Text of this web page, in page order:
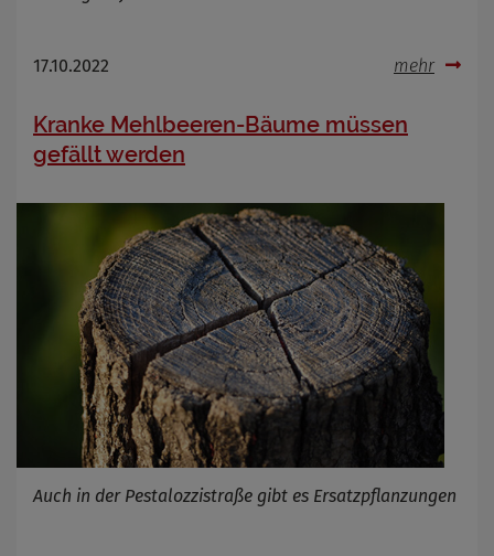
17.10.2022 mehr
Kranke Mehlbeeren-Bäume müssen
gefällt werden
Auch in der Pestalozzistraße gibt es Ersatzpflanzungen